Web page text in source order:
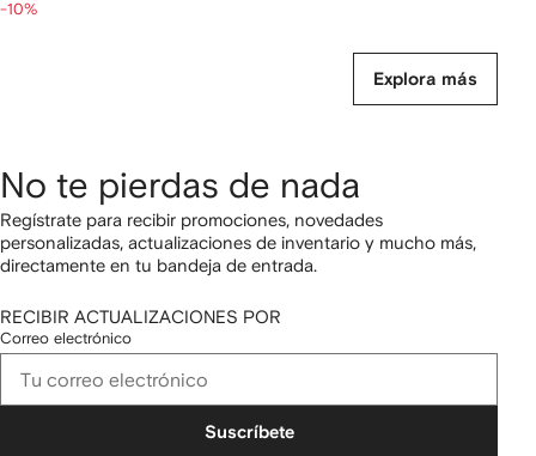
-10%
Explora más
No te pierdas de nada
Regístrate para recibir promociones, novedades
personalizadas, actualizaciones de inventario y mucho más,
directamente en tu bandeja de entrada.
RECIBIR ACTUALIZACIONES POR
Correo electrónico
Suscríbete